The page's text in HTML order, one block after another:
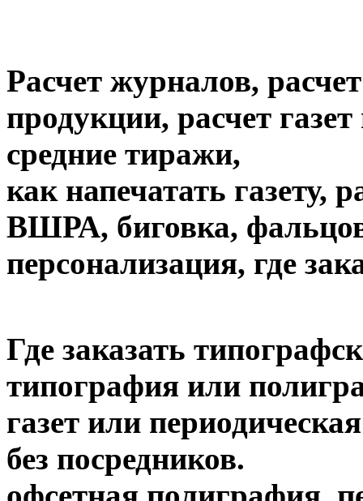
Расчет журналов,
продукции, расчет
средние тиражи,
как напечатать газету,
ВШРА, биговка,
персонализация, где
Где заказать
типография или
газет или
без посредников.